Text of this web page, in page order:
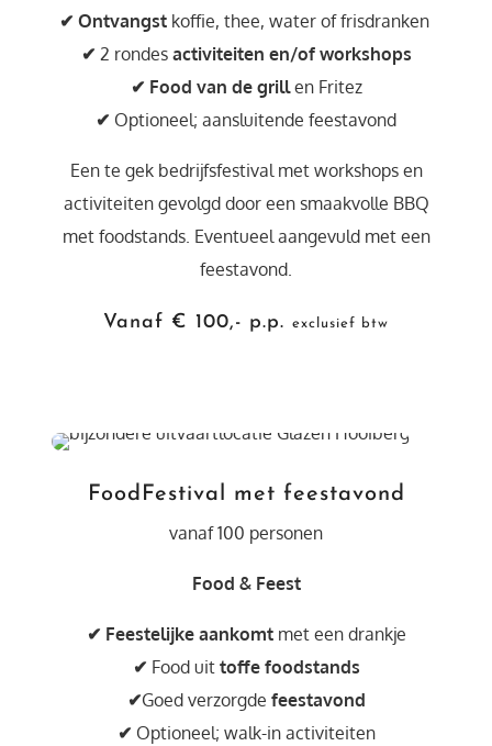
✔ Ontvangstkoffie, thee, water of frisdranken
✔ 2 rondesactiviteiten en/of workshops
✔ Food van de grillen Fritez
✔ Optioneel; aansluitende feestavond
Een te gek bedrijfsfestival met workshops en
activiteiten gevolgd door een smaakvolle BBQ
met foodstands. Eventueel aangevuld met een
feestavond.
Vanaf € 100,- p.p. exclusief btw
FoodFestival met feestavond
vanaf 100 personen
Food & Feest
✔ Feestelijke aankomtmet een drankje
✔ Food uittoffe foodstands
✔Goed verzorgde feestavond
✔ Optioneel; walk-in activiteiten